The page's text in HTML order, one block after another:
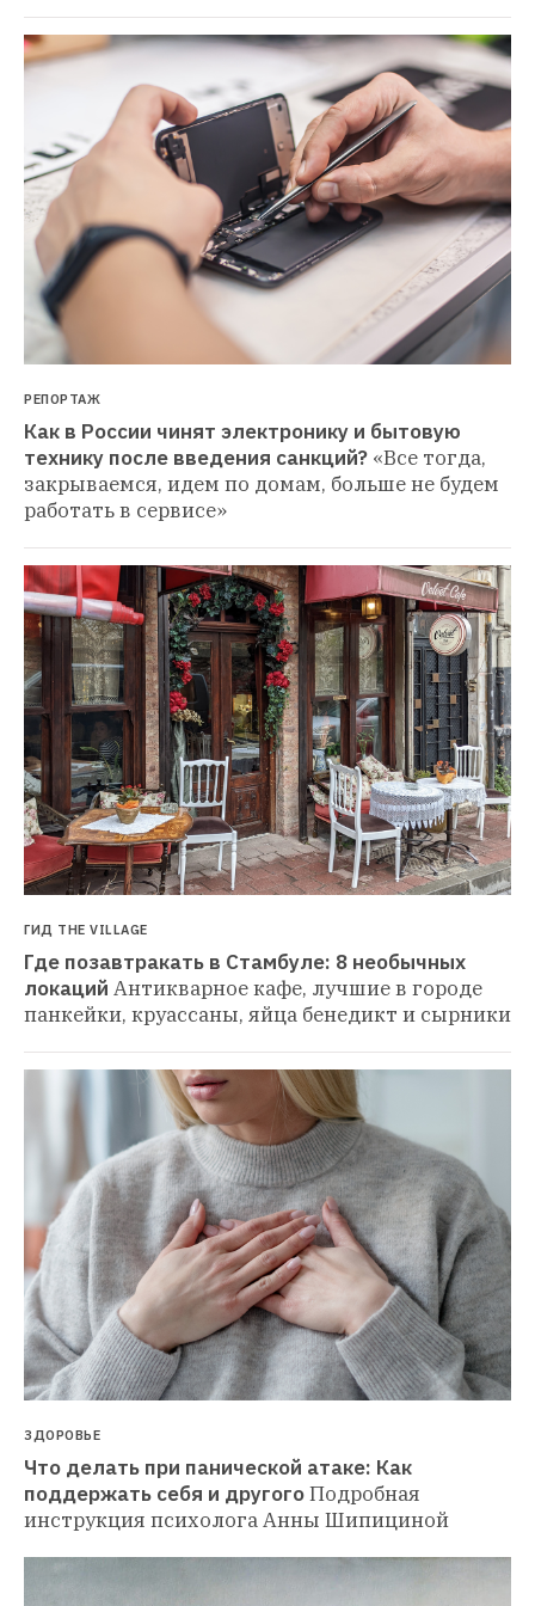
РЕПОРТАЖ
Как в России чинят электронику и бытовую
технику после введения санкций? «Все тогда,
закрываемся, идем по домам, больше не будем
работать в сервисе»
ГИД THE VILLAGE
Где позавтракать в Стамбуле: 8 необычных
локаций Антикварное кафе, лучшие в городе
панкейки, круассаны, яйца бенедикт и сырники
ЗДОРОВЬЕ
Что делать при панической атаке: Как
поддержать себя и другогоПодробная
инструкция психолога Анны Шипициной